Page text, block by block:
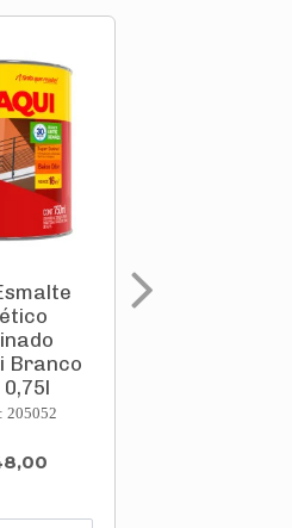
Branco
0,75l
205052